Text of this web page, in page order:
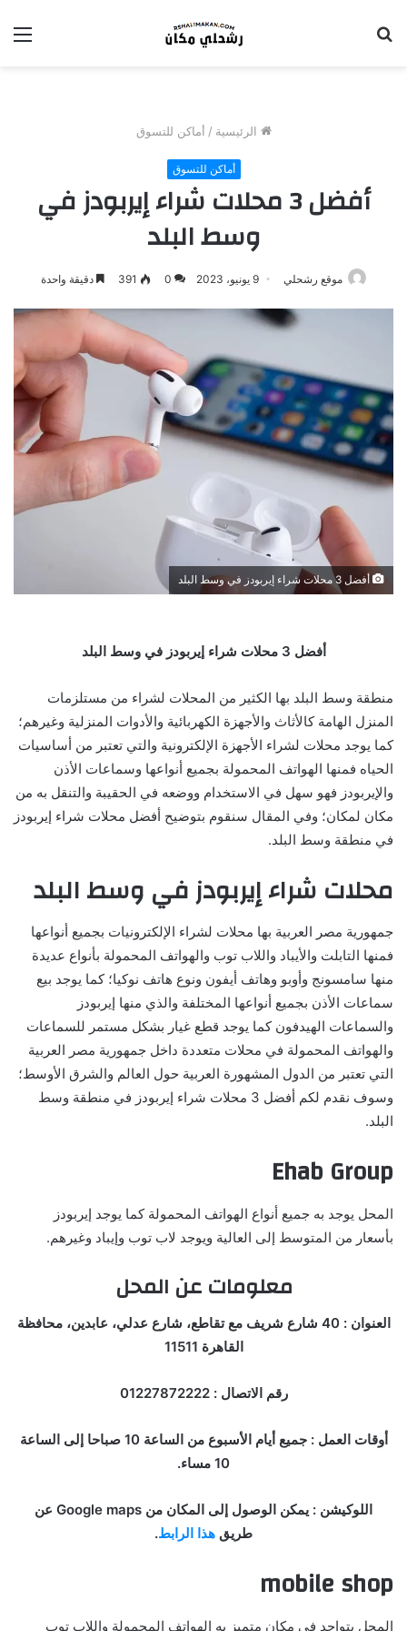
الرئيسية / أماكن للتسوق
أماكن للتسوق
أفضل 3 محلات شراء إيربودز في
وسط البلد
موقع رشحلي 9 يونيو، 2023 0
391 دقيقة واحدة
أفضل 3 محلات شراء إيربودز في وسط البلد
أفضل 3 محلات شراء إيربودز في وسط البلد
منطقة وسط البلد بها الكثير من المحلات لشراء من مستلزمات
المنزل الهامة كالأثاث والأجهزة الكهربائية والأدوات المنزلية وغيرهم؛
كما يوجد محلات لشراء الأجهزة الإلكترونية والتي تعتبر من أساسيات
الحياه فمنها الهواتف المحمولة بجميع أنواعها وسماعات الأذن
والإيربودز فهو سهل في الاستخدام ووضعه في الحقيبة والتنقل به من
مكان لمكان؛ وفي المقال سنقوم بتوضيح أفضل محلات شراء إيربودز
في منطقة وسط البلد.
محلات شراء إيربودز في وسط البلد
جمهورية مصر العربية بها محلات لشراء الإلكترونيات بجميع أنواعها
فمنها التابلت والأيباد واللاب توب والهواتف المحمولة بأنواع عديدة
منها سامسونج وأوبو وهاتف أيفون ونوع هاتف نوكيا؛ كما يوجد بيع
سماعات الأذن بجميع أنواعها المختلفة والذي منها إيربودز
والسماعات الهيدفون كما يوجد قطع غيار بشكل مستمر للسماعات
والهواتف المحمولة في محلات متعددة داخل جمهورية مصر العربية
التي تعتبر من الدول المشهورة العربية حول العالم والشرق الأوسط؛
وسوف نقدم لكم أفضل 3 محلات شراء إيربودز في منطقة وسط
البلد.
Ehab Group
المحل يوجد به جميع أنواع الهواتف المحمولة كما يوجد إيربودز
بأسعار من المتوسط إلى العالية ويوجد لاب توب وإيباد وغيرهم.
معلومات عن المحل
العنوان : 40 شارع شريف مع تقاطع، شارع عدلي، عابدين، محافظة
القاهرة 11511
رقم الاتصال : 01227872222
أوقات العمل : جميع أيام الأسبوع من الساعة 10 صباحا إلى الساعة
10 مساء.
اللوكيشن : يمكن الوصول إلى المكان من Google maps عن
طريق هذا الرابط.
mobile shop
المحل يتواجد في مكان متميز به الهواتف المحمولة واللاب توب